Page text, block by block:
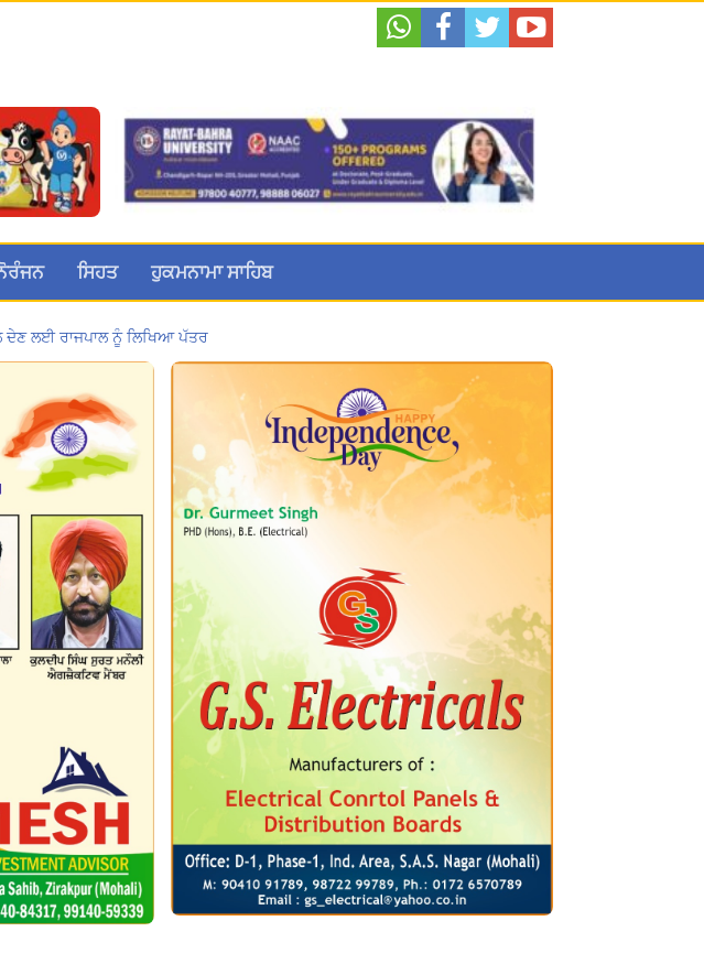
ਸਿਹਤ ਹੁਕਮਨਾਮਾ ਸਾਹਿਬ
ਦੇਣ ਲਈ ਰਾਜਪਾਲ ਨੂੰ ਲਿਖਿਆ ਪੱਤਰ
Dunia
ਵਿੱਚ ਭਰੀ ਹਾਜ਼ਰੀ
ਅਗਸਤ ਨੂੰ ਗੱਲਬਾਤ ਲਈ ਸੱਦਾ
Dunia
ਪੱਤਰ ਸੌਂਪੇ